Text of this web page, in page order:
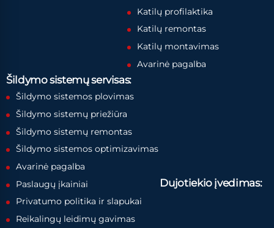
Katilų profilaktika
Katilų remontas
Katilų montavimas
Avarinė pagalba
Šildymo sistemų servisas:
Šildymo sistemos plovimas
Šildymo sistemų priežiūra
Šildymo sistemų remontas
Šildymo sistemos optimizavimas
Avarinė pagalba
Paslaugų įkainiai
Privatumo politika ir slapukai
Dujotiekio įvedimas:
Reikalingų leidimų gavimas